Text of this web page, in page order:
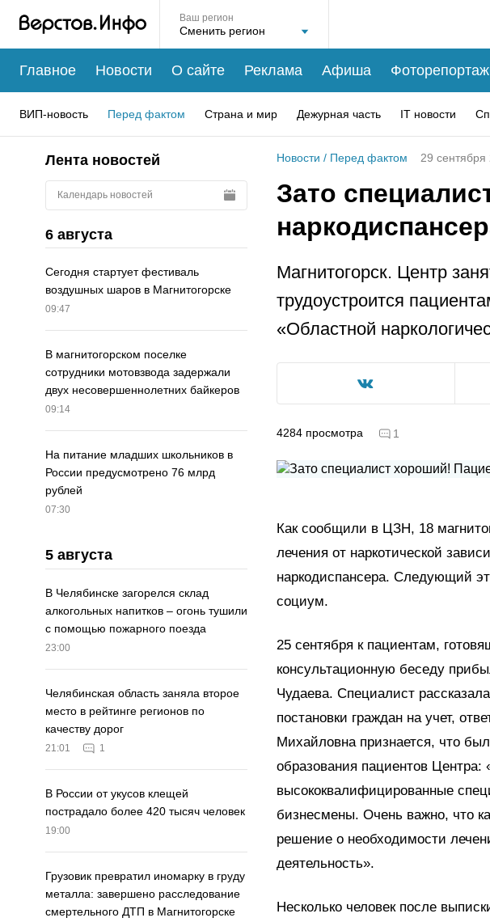
Ваш регион
Главное Новости О сайте Реклама Афиша
ВИП-новость Перед фактом Страна и мир Дежурная часть IT новости
Лента новостей
Календарь новостей
6 августа
Сегодня стартует фестиваль
воздушных шаров в Магнитогорске
09:47
В магнитогорском поселке
сотрудники мотовзвода задержали
двух несовершеннолетних байкеров
09:14
На питание младших школьников в
России предусмотрено 76 млрд
рублей
07:30
5 августа
В Челябинске загорелся склад
алкогольных напитков – огонь тушили
с помощью пожарного поезда
23:00
Челябинская область заняла второе
место в рейтинге регионов по
качеству дорог
21:01 1
В России от укусов клещей
пострадало более 420 тысяч человек
19:00
Грузовик превратил иномарку в груду
металла: завершено расследование
смертельного ДТП в Магнитогорске
Новости / Перед фактом 29 сентября
Зато
Магнитогорск. Центр
трудоустроится
«Областной
4284 просмотра 1
Как сообщили в ЦЗН, 18
лечения от наркотической
наркодиспансера. Следующий
социум.
25 сентября к пациентам,
консультационную беседу
Чудаева. Специалист
постановки граждан на учет,
Михайловна признается, что
образования пациентов
высококвалифицированные
бизнесмены. Очень важно, что
решение о необходимости
деятельность».
Несколько человек после